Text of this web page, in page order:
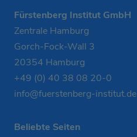
Fürstenberg Institut GmbH
Zentrale Hamburg
Gorch-Fock-Wall 3
20354 Hamburg
+49 (0) 40 38 08 20-0
info@fuerstenberg-institut.de
Beliebte Seiten